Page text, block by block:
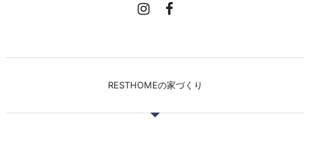
RESTHOMEの家づくり